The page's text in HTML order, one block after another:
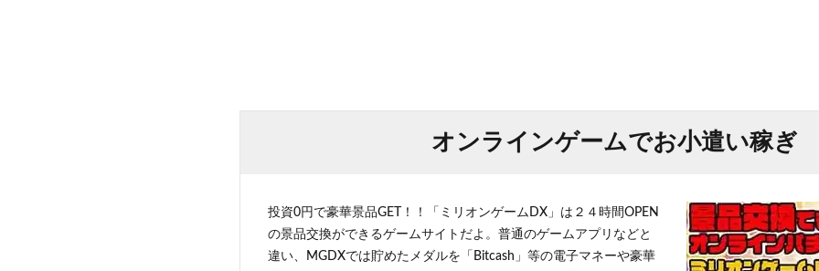
オンラインゲームでお小遣い稼ぎ
投資0円で豪華景品GET！！「ミリオンゲームDX」は２４時間OPEN
の景品交換ができるゲームサイトだよ。普通のゲームアプリなどと
違い、MGDXでは貯めたメダルを「Bitcash」等の電子マネーや豪華